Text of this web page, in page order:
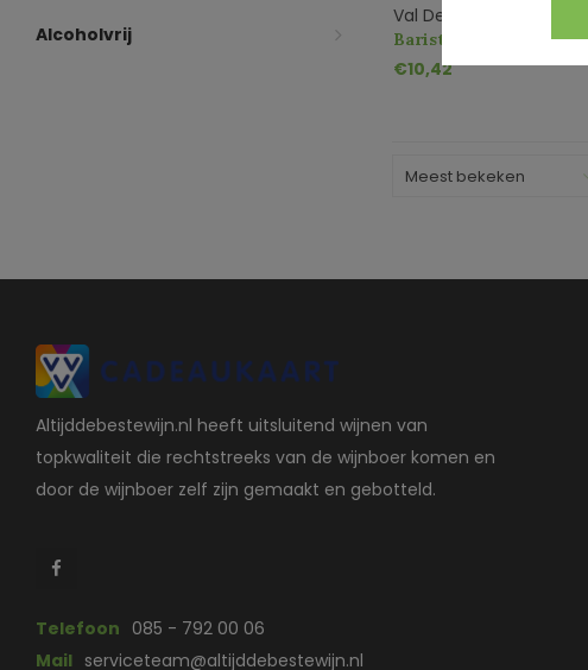
Alcoholvrij
Val De Vie
Barista Chardonnay
€10,42
Meest bekeken
Altijddebestewijn.nl heeft uitsluitend wijnen van
topkwaliteit die rechtstreeks van de wijnboer komen en
door de wijnboer zelf zijn gemaakt en gebotteld.
Telefoon 085 - 792 00 06
Mail serviceteam@altijddebestewijn.nl